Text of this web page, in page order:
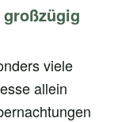
viele
allein